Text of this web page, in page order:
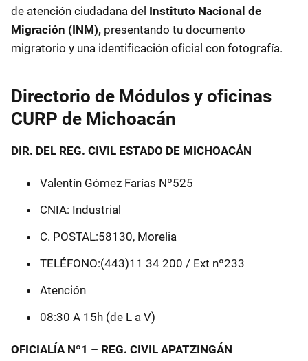
de atención ciudadana del Instituto Nacional de
Migración (INM), presentando tu documento
migratorio y una identificación oficial con fotografía.
Directorio de Módulos y oficinas
CURP de Michoacán
DIR. DEL REG. CIVIL ESTADO DE MICHOACÁN
Valentín Gómez Farías Nº525
CNIA: Industrial
C. POSTAL:58130, Morelia
TELÉFONO:(443)11 34 200 / Ext nº233
Atención
08:30 A 15h (de L a V)
OFICIALÍA Nº1 – REG. CIVIL APATZINGÁN